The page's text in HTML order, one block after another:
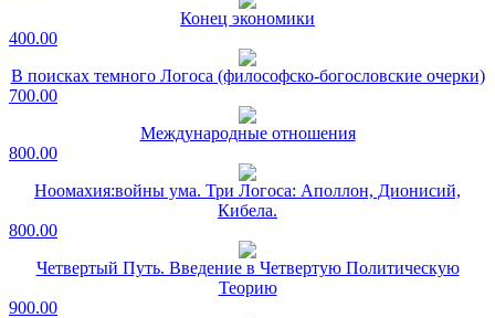
Конец экономики
400.00
В поисках темного Логоса (философско-богословские очерки)
700.00
Международные отношения
800.00
Ноомахия:войны ума. Три Логоса: Аполлон, Дионисий,
Кибела.
800.00
Четвертый Путь. Введение в Четвертую Политическую
Теорию
900.00